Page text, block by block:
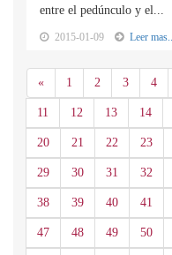
entre el pedúnculo y el...
2015-01-09 Leer
«Anterior
1 2 3 4
11 12 13 14
20 21 22 23
29 30 31 32
38 39 40 41
47 48 49 50